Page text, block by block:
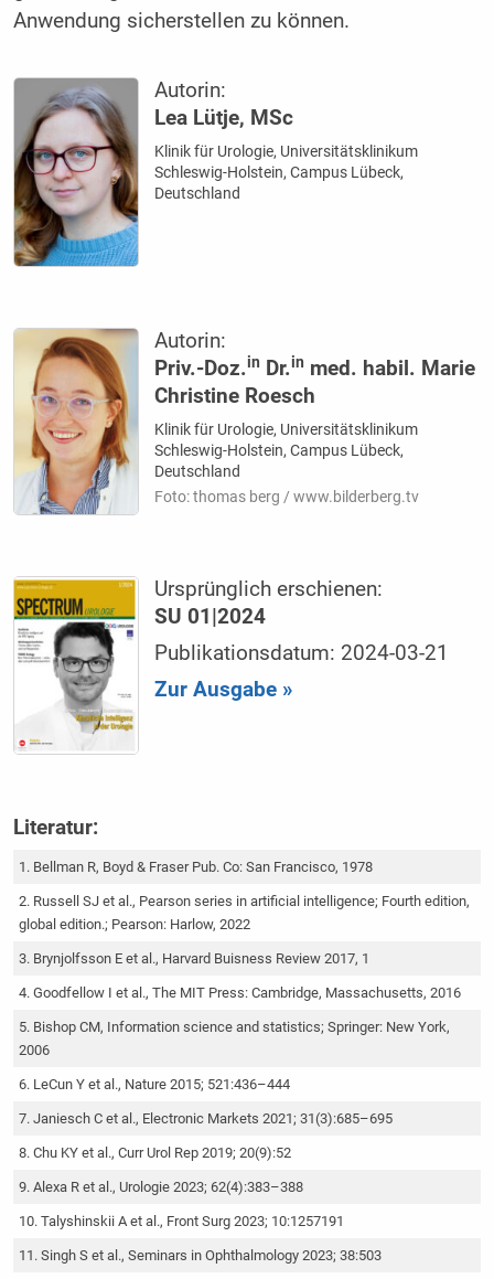
Anwendung sicherstellen zu können.
Autorin:
Lea Lütje, MSc
Klinik für Urologie, Universitätsklinikum
Schleswig-Holstein, Campus Lübeck,
Deutschland
Autorin:
Priv.-Doz.in Dr.in med. habil. Marie
Christine Roesch
Klinik für Urologie, Universitätsklinikum
Schleswig-Holstein, Campus Lübeck,
Deutschland
Foto: thomas berg / www.bilderberg.tv
Ursprünglich erschienen:
SU 01|2024
Publikationsdatum: 2024-03-21
Zur Ausgabe »
Literatur:
Bellman R, Boyd & Fraser Pub. Co: San Francisco, 1978
Russell SJ et al., Pearson series in artificial intelligence; Fourth edition,
global edition.; Pearson: Harlow, 2022
Brynjolfsson E et al., Harvard Buisness Review 2017, 1
Goodfellow I et al., The MIT Press: Cambridge, Massachusetts, 2016
Bishop CM, Information science and statistics; Springer: New York,
2006
LeCun Y et al., Nature 2015; 521:436–444
Janiesch C et al., Electronic Markets 2021; 31(3):685–695
Chu KY et al., Curr Urol Rep 2019; 20(9):52
Alexa R et al., Urologie 2023; 62(4):383–388
Talyshinskii A et al., Front Surg 2023; 10:1257191
Singh S et al., Seminars in Ophthalmology 2023; 38:503